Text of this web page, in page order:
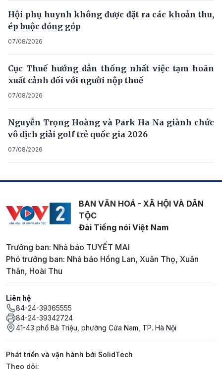
Hội phụ huynh không được đặt ra các khoản thu,
ép buộc đóng góp
07/08/2026
Cục Thuế hướng dẫn thống nhất việc tạm hoãn
xuất cảnh đối với người nộp thuế
07/08/2026
Nguyễn Trọng Hoàng và Park Ha Na giành chức
vô địch giải golf trẻ quốc gia 2026
07/08/2026
BAN VĂN HOÁ - XÃ HỘI VÀ DÂN
TỘC
Đài Tiếng nói Việt Nam
Trưởng ban: Nhà báo TUYẾT MAI
Phó trưởng ban: Nhà báo Hồng Lan, Xuân Thọ, Xuân
Thân, Hoài Thu
Liên hệ
84-24-39365555
84-24-39342724
41-43 phố Bà Triệu, phường Cửa Nam, TP. Hà Nội
Phát triển và vận hành bởi SolidTech
Mạng xã hội
Theo dõi: